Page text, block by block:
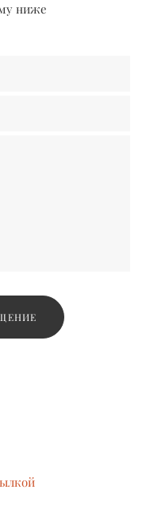
ниже